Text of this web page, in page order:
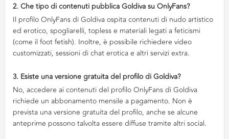
2. Che tipo di contenuti pubblica Goldiva su OnlyFans?
Il profilo OnlyFans di Goldiva ospita contenuti di nudo artistico
ed erotico, spogliarelli, topless e materiali legati a feticismi
(come il foot fetish). Inoltre, è possibile richiedere video
customizzati, sessioni di chat erotica e altri servizi extra.
3. Esiste una versione gratuita del profilo di Goldiva?
No, accedere ai contenuti del profilo OnlyFans di Goldiva
richiede un abbonamento mensile a pagamento. Non è
prevista una versione gratuita del profilo, anche se alcune
anteprime possono talvolta essere diffuse tramite altri social.